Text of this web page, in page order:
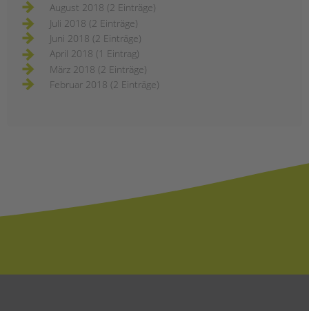
August 2018 (2 Einträge)
Juli 2018 (2 Einträge)
Juni 2018 (2 Einträge)
April 2018 (1 Eintrag)
März 2018 (2 Einträge)
Februar 2018 (2 Einträge)